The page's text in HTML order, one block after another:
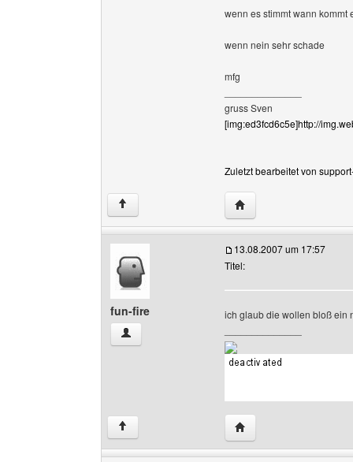
wenn es stimmt wann kommt
wenn nein sehr schade
mfg
gruss Sven
[img:ed3fcd6c5e]http://
Zuletzt bearbeitet von
↑ Website dieses
fun-fire
fun-fire Benutzer-Profile anzeigen
13.08.2007 um 17:57
Titel:
ich glaub die wollen bloß ein
↑ Website dieses